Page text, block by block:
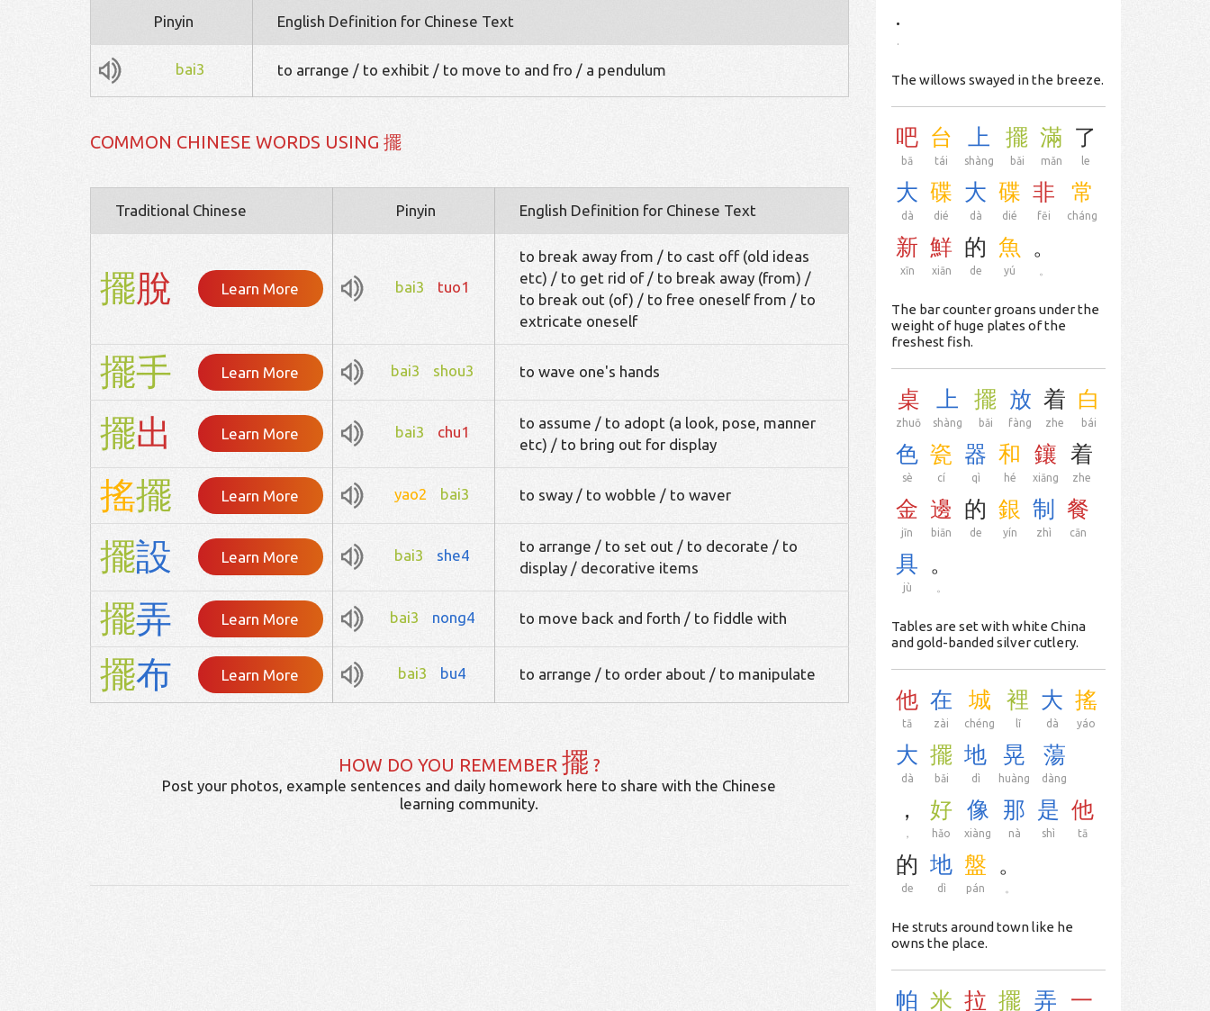
Pinyin English Definition for Chinese Text
bai3 to arrange / to exhibit / to move to and fro / a pendulum
COMMON CHINESE WORDS USING 擺
Traditional Chinese Pinyin English Definition for Chinese Text
擺脫 Learn More bai3 tuo1
to break away from / to cast off (old ideas
etc) / to get rid of / to break away (from) /
to break out (of) / to free oneself from / to
extricate oneself
擺手 Learn More bai3 shou3 to wave one's hands
擺出 Learn More bai3 chu1
to assume / to adopt (a look, pose, manner
etc) / to bring out for display
搖擺 Learn More yao2 bai3 to sway / to wobble / to waver
擺設 Learn More bai3 she4
to arrange / to set out / to decorate / to
display / decorative items
擺弄 Learn More bai3 nong4 to move back and forth / to fiddle with
擺布 Learn More bai3 bu4 to arrange / to order about / to manipulate
HOW DO YOU REMEMBER 擺 ?
Post your photos, example sentences and daily homework here to share with the Chinese
learning community.
.
.
The willows swayed in the breeze.
吧
bā
台
tái
上
shàng
擺
bǎi
滿
mǎn
了
le
大
dà
碟
dié
大
dà
碟
dié
非
fēi
常
cháng
新
xīn
鮮
xiān
的
de
魚
yú
。
The bar counter groans under the
weight of huge plates of the
freshest fish.
桌
zhuō
上
shàng
擺
bǎi
放
fàng
着
zhe
白
bái
色
sè
瓷
cí
器
qì
和
hé
鑲
xiāng
着
zhe
金
jīn
邊
biān
的
de
銀
yín
制
zhì
餐
cān
具
jù
。
Tables are set with white China
and gold-banded silver cutlery.
他
tā
在
zài
城
chéng
裡
lǐ
大
dà
搖
yáo
大
dà
擺
bǎi
地
dì
晃
huàng
蕩
dàng
，
，
好
hǎo
像
xiàng
那
nà
是
shì
他
tā
的
de
地
dì
盤
pán
。
He struts around town like he
owns the place.
帕 米 拉 擺 弄 一